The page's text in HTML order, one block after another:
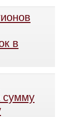
в
сумму